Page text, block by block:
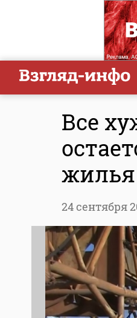
Все
жилья
24 сентября